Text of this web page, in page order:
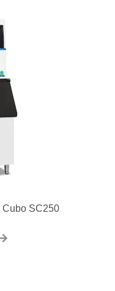
Cubo SC250